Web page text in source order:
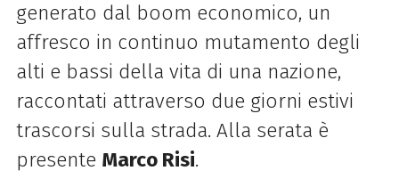
generato dal boom economico, un
affresco in continuo mutamento degli
alti e bassi della vita di una nazione,
raccontati attraverso due giorni estivi
trascorsi sulla strada. Alla serata è
presente Marco Risi.